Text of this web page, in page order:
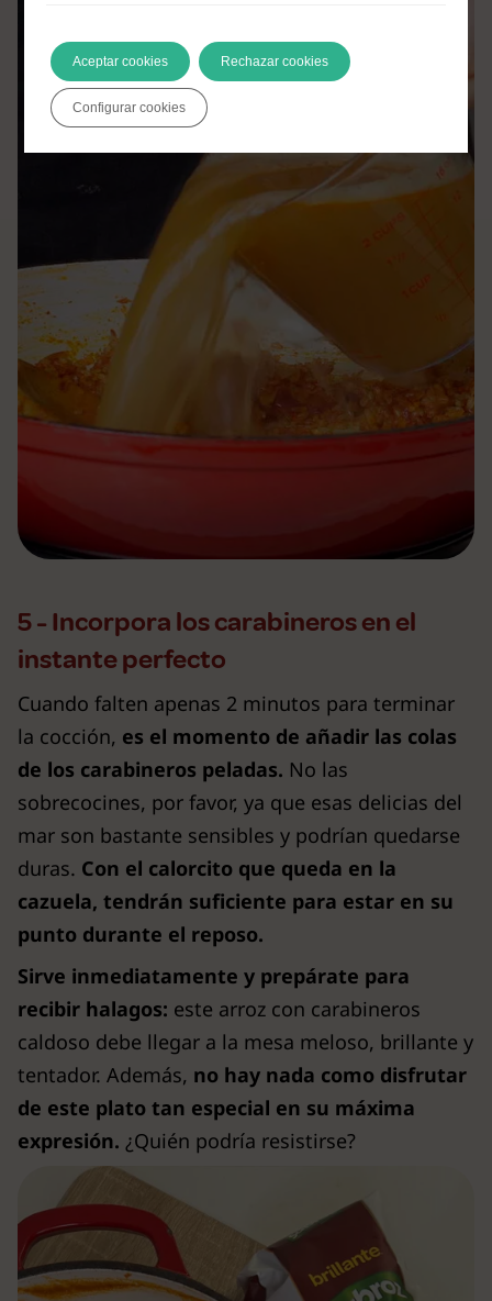
5 - Incorpora los carabineros en el
instante perfecto
Cuando falten apenas 2 minutos para terminar
la cocción, es el momento de añadir las colas
de los carabineros peladas. No las
sobrecocines, por favor, ya que esas delicias del
mar son bastante sensibles y podrían quedarse
duras. Con el calorcito que queda en la
cazuela, tendrán suficiente para estar en su
punto durante el reposo.
Sirve inmediatamente y prepárate para
recibir halagos: este arroz con carabineros
caldoso debe llegar a la mesa meloso, brillante y
tentador. Además, no hay nada como disfrutar
de este plato tan especial en su máxima
expresión. ¿Quién podría resistirse?
Aceptar cookies Rechazar cookies
Configurar cookies